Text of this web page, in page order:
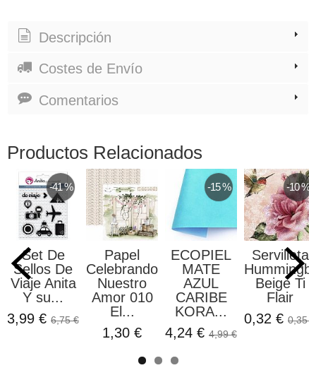
Descripción
Costes de Envío
Comentarios
Productos Relacionados
-41 %
Set De
Sellos De
Viaje Anita
Y su...
3,99 € 6,75 €
Papel
Celebrando
Nuestro
Amor 010
El...
1,30 €
-15 %
ECOPIEL
MATE
AZUL
CARIBE
KORA...
4,24 € 4,99 €
-10 %
Servilleta
Beige Ti
Flair
0,32 € 0,35 €